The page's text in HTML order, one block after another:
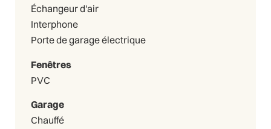
Échangeur d'air
Interphone
Porte de garage électrique
Fenêtres
PVC
Garage
Chauffé